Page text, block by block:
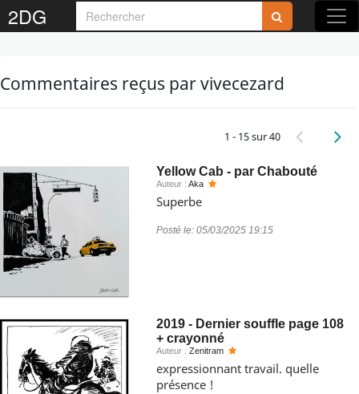
2DG
Commentaires reçus par vivecezard
1 - 15 sur 40
Yellow Cab - par Chabouté
Auteur : Aka
Superbe
Posté le: 05/03/2025 19:15
2019 - Dernier souffle page 108
+ crayonné
Auteur : Zenitram
expressionnant travail. quelle
présence !